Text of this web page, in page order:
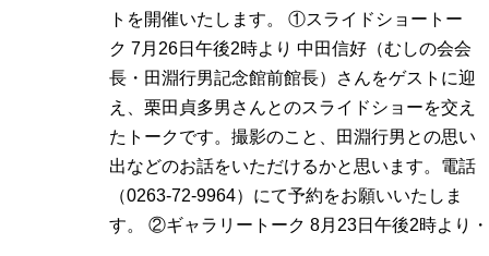
トを開催いたします。 ①スライドショートー
ク 7月26日午後2時より 中田信好（むしの会会
長・田淵行男記念館前館長）さんをゲストに迎
え、栗田貞多男さんとのスライドショーを交え
たトークです。撮影のこと、田淵行男との思い
出などのお話をいただけるかと思います。電話
（0263-72-9964）にて予約をお願いいたしま
す。 ②ギャラリートーク 8月23日午後2時より